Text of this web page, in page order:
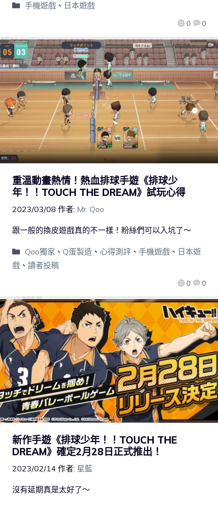
0 0
手機遊戲、 日本遊戲
重溫動畫熱情！熱血排球手遊《排球少
年！！TOUCH THE DREAM》試玩心得
2023/03/08 作者: Mr. Qoo
0 0
跟一般的換皮遊戲真的不一樣！粉絲們可以入坑了～
Qoo獨家 、 Q蛋製造 、 心得測評、 手機遊戲、 日本遊
戲 、 讀者投稿
新作手遊《排球少年！！TOUCH THE
DREAM》確定2月28日正式推出！
2023/02/14 作者: 星藍
沒有延期真是太好了～